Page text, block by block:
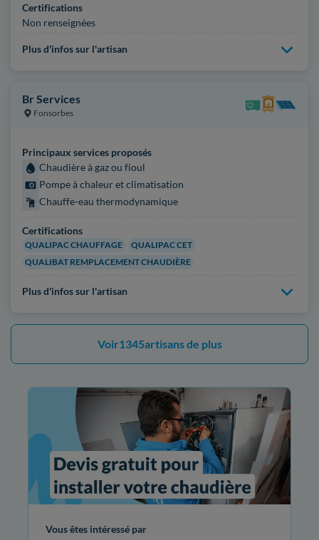
Certifications
Non renseignées
Plus d'infos sur l'artisan
Br Services
Fonsorbes
Principaux services proposés
Chaudière à gaz ou fioul
Pompe à chaleur et climatisation
Chauffe-eau thermodynamique
Certifications
QUALIPAC CHAUFFAGE
QUALIPAC CET
QUALIBAT REMPLACEMENT CHAUDIÈRE
Plus d'infos sur l'artisan
Voir1345artisans de plus
Vous êtes intéressé par